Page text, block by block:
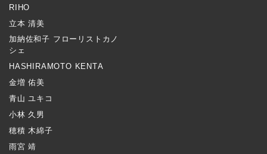
RIHO
立本 清美
加納佐和子 フローリストカノ
シェ
HASHIRAMOTO KENTA
金増 佑美
青山 ユキコ
小林 久男
穂積 木綿子
雨宮 靖